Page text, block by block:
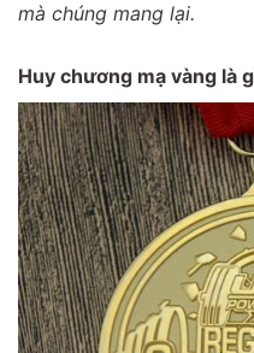
mà chúng mang lại.
Huy chương mạ vàng là